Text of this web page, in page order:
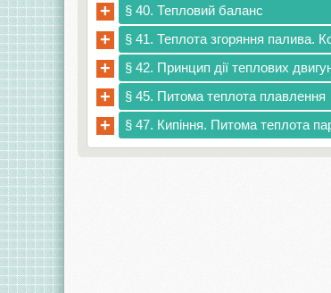
+ § 40. Тепловий баланс
+ § 41. Теплота згоряння палива.
+ § 42. Принцип дії теплових
+ § 45. Питома теплота плавлення
+ § 47. Кипіння. Питома теплота